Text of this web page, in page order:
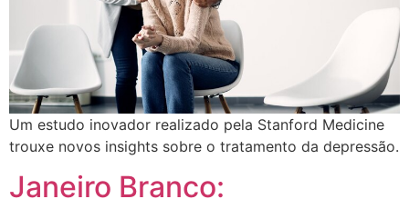
Um estudo inovador realizado pela Stanford Medicine
trouxe novos insights sobre o tratamento da depressão.
Janeiro Branco: